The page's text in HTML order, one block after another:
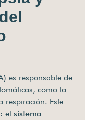
es responsable de
como la
respiración. Este
el sistema